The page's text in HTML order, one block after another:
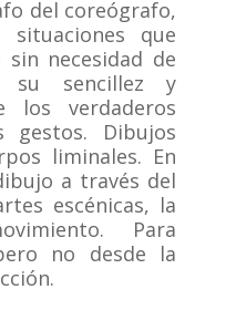
del coreógrafo,
que
necesidad de
su sencillez y
los verdaderos
gestos. Dibujos
liminales. En
a través del
escénicas, la
Para
no desde la